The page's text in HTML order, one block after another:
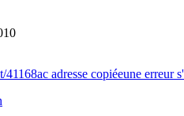
41168ac adresse copiéeune erreur